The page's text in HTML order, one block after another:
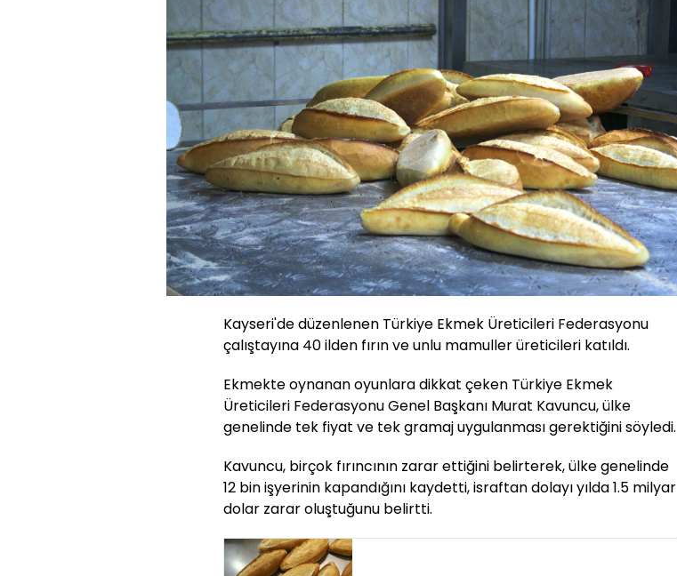
Kayseri'de düzenlenen Türkiye Ekmek Üreticileri Federasyonu
çalıştayına 40 ilden fırın ve unlu mamuller üreticileri katıldı.
Ekmekte oynanan oyunlara dikkat çeken Türkiye Ekmek
Üreticileri Federasyonu Genel Başkanı Murat Kavuncu, ülke
genelinde tek fiyat ve tek gramaj uygulanması gerektiğini söyledi.
Kavuncu, birçok fırıncının zarar ettiğini belirterek, ülke genelinde
12 bin işyerinin kapandığını kaydetti, israftan dolayı yılda 1.5 milyar
dolar zarar oluştuğunu belirtti.